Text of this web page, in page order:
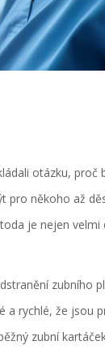
otázku,
pro někoho až
je nejen velmi
zubního
rychlé, že jsou
zubní